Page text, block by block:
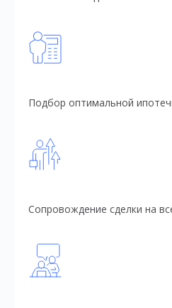
Подбор оптимальной
Сопровождение сделки на